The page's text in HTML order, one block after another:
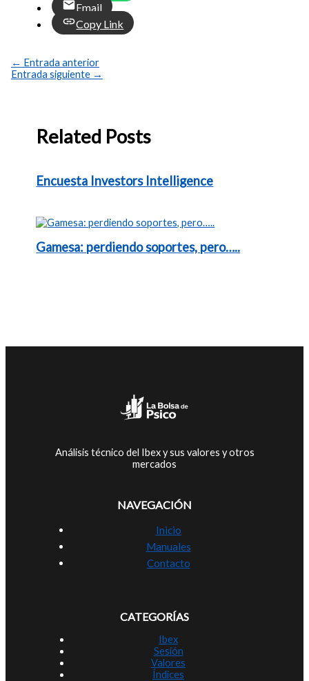
Email
Copy Link
← Entrada anterior
Entrada siguiente →
Related Posts
Encuesta Investors Intelligence
Gamesa: perdiendo soportes, pero…..
Análisis técnico del Ibex y sus valores y otros
mercados
NAVEGACIÓN
Inicio
Manuales
Contacto
CATEGORÍAS
Ibex
Sesión
Valores
Índices